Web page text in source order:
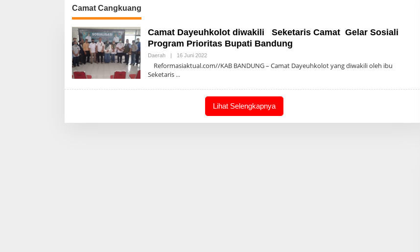
Camat Cangkuang
Camat Dayeuhkolot diwakili Seketaris Camat Gelar Sosiali
Program Prioritas Bupati Bandung
Daerah | 16 Juni 2022Oleh
Reformasiaktual.com//KAB BANDUNG – Camat Dayeuhkolot yang diwakili oleh ibu
Seketaris
Lihat Selengkapnya